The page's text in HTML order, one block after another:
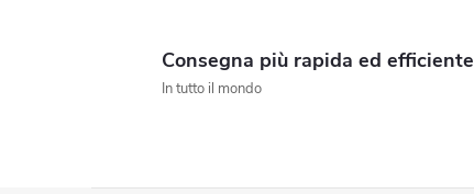
Consegna più rapida ed efficiente
In tutto il mondo